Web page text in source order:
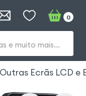
e muito mais...
0
Outras Ecrãs LCD e